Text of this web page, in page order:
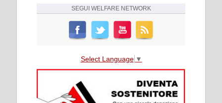
SEGUI WELFARE NETWORK
Select Language ▼